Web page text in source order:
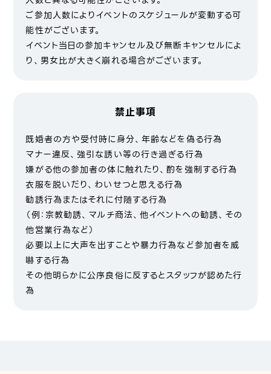
ご参加人数によりイベントのスケジュールが変動する可
能性がございます。
イベント当日の参加キャンセル及び無断キャンセルによ
り、男女比が大きく崩れる場合がございます。
禁止事項
既婚者の方や受付時に身分、年齢などを偽る行為
マナー違反、強引な誘い等の行き過ぎる行為
嫌がる他の参加者の体に触れたり、酌を強制する行為
衣服を脱いだり、わいせつと思える行為
勧誘行為またはそれに付随する行為
（例：宗教勧誘、マルチ商法、他イベントへの勧誘、その
他営業行為など）
必要以上に大声を出すことや暴力行為など参加者を威
嚇する行為
その他明らかに公序良俗に反するとスタッフが認めた行
為